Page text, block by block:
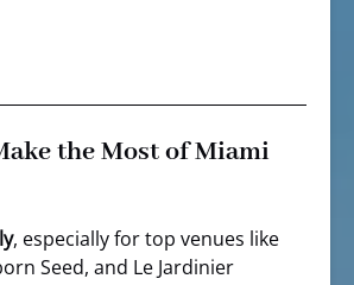
the Most of Miami
, especially for top venues like
Seed, and Le Jardinier